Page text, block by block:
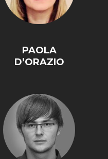
PAOLA
D’ORAZIO